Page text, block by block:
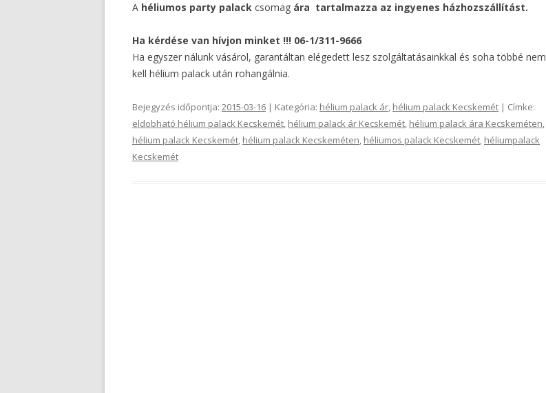
A héliumos party palack csomag ára tartalmazza az ingyenes házhozszállítást.
Ha kérdése van hívjon minket !!! 06-1/311-9666
Ha egyszer nálunk vásárol, garantáltan elégedett lesz szolgáltatásainkkal és soha többé nem
kell hélium palack után rohangálnia.
Bejegyzés időpontja: 2015-03-16 | Kategória: hélium palack ár, hélium palack Kecskemét | Címke:
eldobható hélium palack Kecskemét, hélium palack ár Kecskemét, hélium palack ára Kecskeméten,
hélium palack Kecskemét, hélium palack Kecskeméten, héliumos palack Kecskemét, héliumpalack
Kecskemét